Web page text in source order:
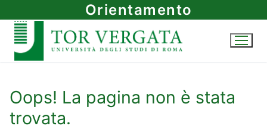
al
contenuto
Orientamento
Oops! La pagina non è stata
trovata.